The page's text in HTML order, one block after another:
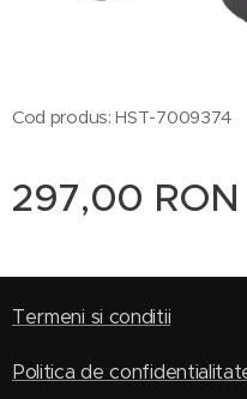
Cod produs: HST-7009374
297,00 RON
Termeni si conditii
Politica de